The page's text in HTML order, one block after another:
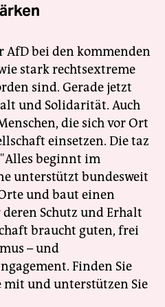
AfD bei den kommenden
stark rechtsextreme
sind. Gerade jetzt
und Solidarität. Auch
die sich vor Ort
einsetzen. Die taz
beginnt im
unterstützt bundesweit
und baut einen
Schutz und Erhalt
braucht guten, frei
– und
Finden Sie
mit und unterstützen Sie